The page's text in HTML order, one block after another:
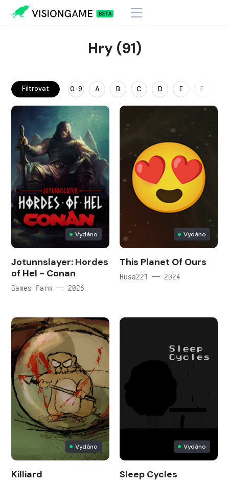
Hry (91)
Filtrovat 0-9 A B C D E F
Vydáno
Jotunnslayer: Hordes
of Hel - Conan
Games Farm — 2026
Vydáno
This Planet Of Ours
Husa221 — 2024
Vydáno
Killiard
Vydáno
Sleep Cycles